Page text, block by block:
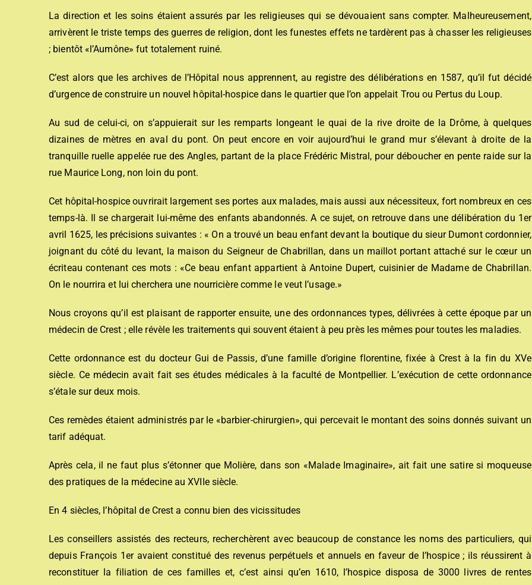
La direction et les soins étaient assurés par les religieuses qui se dévouaient sans compter. Malheureusement,
arrivèrent le triste temps des guerres de religion, dont les funestes effets ne tardèrent pas à chasser les religieuses
; bientôt «l’Aumône» fut totalement ruiné.
C’est alors que les archives de l’Hôpital nous apprennent, au registre des délibérations en 1587, qu’il fut décidé
d’urgence de construire un nouvel hôpital-hospice dans le quartier que l’on appelait Trou ou Pertus du Loup.
Au sud de celui-ci, on s’appuierait sur les remparts longeant le quai de la rive droite de la Drôme, à quelques
dizaines de mètres en aval du pont. On peut encore en voir aujourd’hui le grand mur s’élevant à droite de la
tranquille ruelle appelée rue des Angles, partant de la place Frédéric Mistral, pour déboucher en pente raide sur la
rue Maurice Long, non loin du pont.
Cet hôpital-hospice ouvrirait largement ses portes aux malades, mais aussi aux nécessiteux, fort nombreux en ces
temps-là. Il se chargerait lui-même des enfants abandonnés. A ce sujet, on retrouve dans une délibération du 1er
avril 1625, les précisions suivantes : « On a trouvé un beau enfant devant la boutique du sieur Dumont cordonnier,
joignant du côté du levant, la maison du Seigneur de Chabrillan, dans un maillot portant attaché sur le cœur un
écriteau contenant ces mots : «Ce beau enfant appartient à Antoine Dupert, cuisinier de Madame de Chabrillan.
On le nourrira et lui cherchera une nourricière comme le veut l’usage.»
Nous croyons qu’il est plaisant de rapporter ensuite, une des ordonnances types, délivrées à cette époque par un
médecin de Crest ; elle révèle les traitements qui souvent étaient à peu près les mêmes pour toutes les maladies.
Cette ordonnance est du docteur Gui de Passis, d’une famille d’origine florentine, fixée à Crest à la fin du XVe
siècle. Ce médecin avait fait ses études médicales à la faculté de Montpellier. L’exécution de cette ordonnance
s’étale sur deux mois.
Ces remèdes étaient administrés par le «barbier-chirurgien», qui percevait le montant des soins donnés suivant un
tarif adéquat.
Après cela, il ne faut plus s’étonner que Molière, dans son «Malade Imaginaire», ait fait une satire si moqueuse
des pratiques de la médecine au XVIIe siècle.
En 4 siècles, l’hôpital de Crest a connu bien des vicissitudes
Les conseillers assistés des recteurs, recherchèrent avec beaucoup de constance les noms des particuliers, qui
depuis François 1er avaient constitué des revenus perpétuels et annuels en faveur de l’hospice ; ils réussirent à
reconstituer la filiation de ces familles et, c’est ainsi qu’en 1610, l’hospice disposa de 3000 livres de rentes